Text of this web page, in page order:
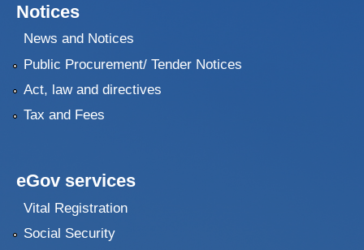
Notices
News and Notices
Public Procurement/ Tender Notices
Act, law and directives
Tax and Fees
eGov services
Vital Registration
Social Security